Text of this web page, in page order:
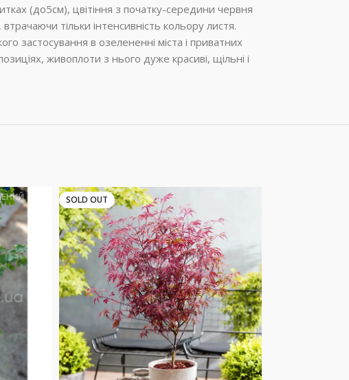
(до5см), цвітіння з початку-середини червня
тільки інтенсивність кольору листя.
застосування в озелененні міста і приватних
живоплоти з нього дуже красиві, щільні і
SOLD OUT